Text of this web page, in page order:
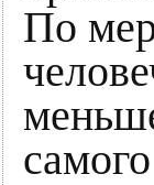
По